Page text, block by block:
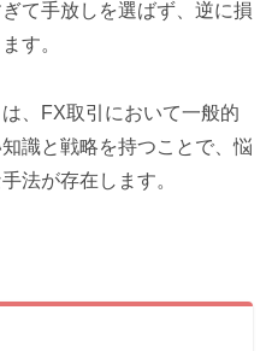
て手放しを選ばず、逆に損
す。
、FX取引において一般的
識と戦略を持つことで、悩
法が存在します。